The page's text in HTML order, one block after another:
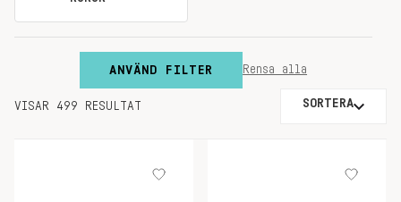
ANVÄND FILTER Rensa alla
VISAR 499 RESULTAT SORTERA